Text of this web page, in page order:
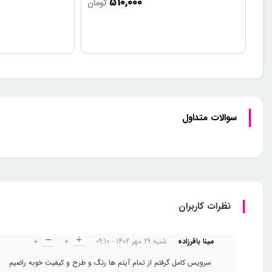
تومان
سوالات متداول
نظرات کاربران
مینا باقرزاده شنبه 29 مهر 1402 - 09:10
سرویس کامل گرفتم از تمام آیتم ها رنگ و طرح و کیفیت خوبه راضیم